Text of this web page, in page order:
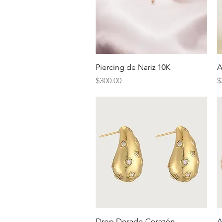
Vista rápida
Piercing de Nariz 10K
Precio
$300.00